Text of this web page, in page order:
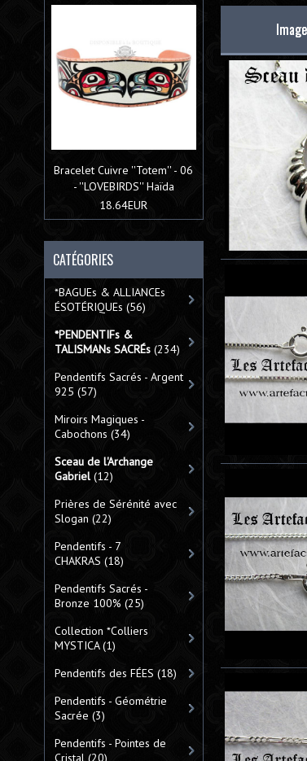
Bracelet Cuivre ''Totem'' - 06
- ''LOVEBIRDS'' Haïda
18.64EUR
CATÉGORIES
*BAGUEs & ALLIANCEs
ÉSOTÉRIQUEs (56)
*PENDENTIFs &
TALISMANs SACRÉs(234)
Pendentifs Sacrés - Argent
925 (57)
Miroirs Magiques -
Cabochons (34)
Sceau de l'Archange
Gabriel(12)
Prières de Sérénité avec
Slogan (22)
Pendentifs - 7
CHAKRAS (18)
Pendentifs Sacrés -
Bronze 100% (25)
Collection *Colliers
MYSTICA(1)
Pendentifs des FÉES (18)
Pendentifs - Géométrie
Sacrée (3)
Pendentifs - Pointes de
Cristal(20)